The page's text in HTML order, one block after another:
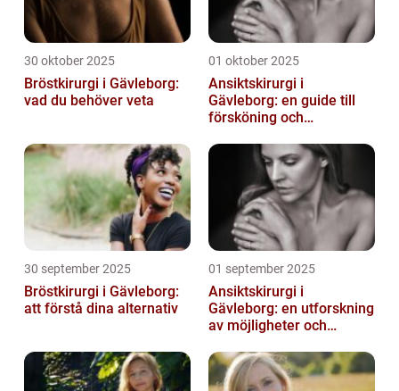
30 oktober 2025
Bröstkirurgi i Gävleborg:
vad du behöver veta
01 oktober 2025
Ansiktskirurgi i
Gävleborg: en guide till
försköning och
30 september 2025
Bröstkirurgi i Gävleborg:
att förstå dina alternativ
01 september 2025
Ansiktskirurgi i
Gävleborg: en utforskning
av möjligheter och